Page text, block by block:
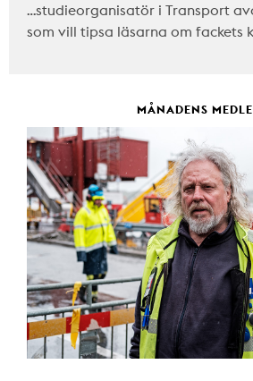
…studieorganisatör i Transport
som vill tipsa läsarna om fackets
MÅNADENS